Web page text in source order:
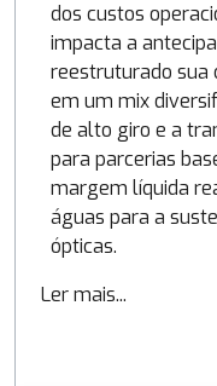
dos custos
impacta a
reestruturado sua
em um mix
de alto giro e a
para parcerias
margem líquida
águas para a
ópticas.
Ler mais...